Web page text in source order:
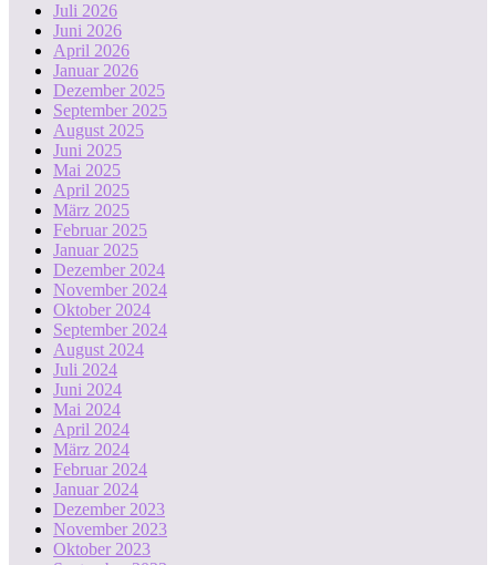
Juli 2026
Juni 2026
April 2026
Januar 2026
Dezember 2025
September 2025
August 2025
Juni 2025
Mai 2025
April 2025
März 2025
Februar 2025
Januar 2025
Dezember 2024
November 2024
Oktober 2024
September 2024
August 2024
Juli 2024
Juni 2024
Mai 2024
April 2024
März 2024
Februar 2024
Januar 2024
Dezember 2023
November 2023
Oktober 2023